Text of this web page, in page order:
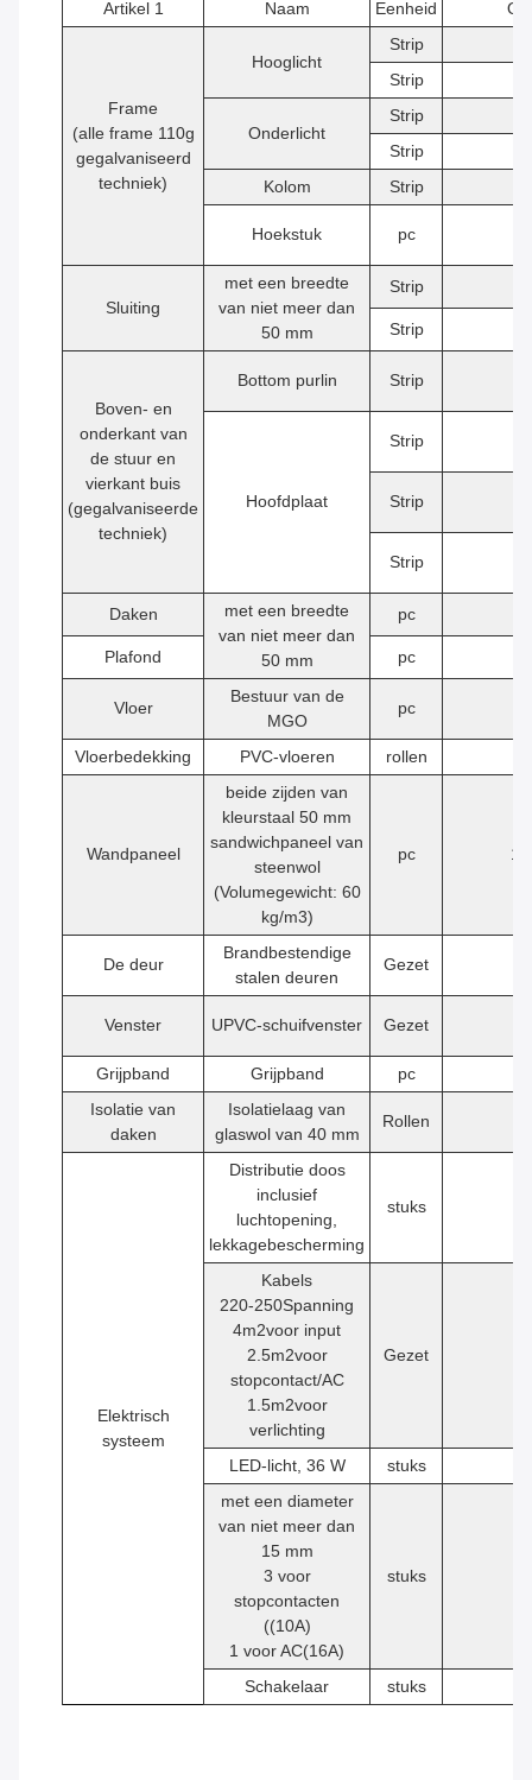
Artikel 1
Naam Eenheid Qty
Frame
(alle frame 110g
gegalvaniseerd
techniek)
Hooglicht
Strip
Strip
Onderlicht
Strip
Strip
Kolom
Strip
Hoekstuk pc
Sluiting
met een breedte
van niet meer dan
50 mm
Strip
Strip
Boven- en
onderkant van
de stuur en
vierkant buis
(gegalvaniseerde
techniek)
Bottom purlin Strip
Hoofdplaat
Strip
Strip
Strip
Daken
met een breedte
van niet meer dan
50 mm
pc
Plafond pc
Vloer
Bestuur van de
MGO
pc
Vloerbedekking PVC-vloeren rollen
Wandpaneel
beide zijden van
kleurstaal 50 mm
sandwichpaneel van
steenwol
(Volumegewicht: 60
kg/m3)
pc 16
De deur
Brandbestendige
stalen deuren
Gezet
Venster UPVC-schuifvenster Gezet
Grijpband Grijpband pc
Isolatie van
daken
Isolatielaag van
glaswol van 40 mm
Rollen
Elektrisch
systeem
Distributie doos
inclusief
luchtopening,
lekkagebescherming
stuks
Kabels
220-250Spanning
4m2voor input
2.5m2voor
stopcontact/AC
1.5m2voor
verlichting
Gezet
LED-licht, 36 W stuks
met een diameter
van niet meer dan
15 mm
3 voor
stopcontacten
((10A)
1 voor AC(16A)
stuks
Schakelaar stuks